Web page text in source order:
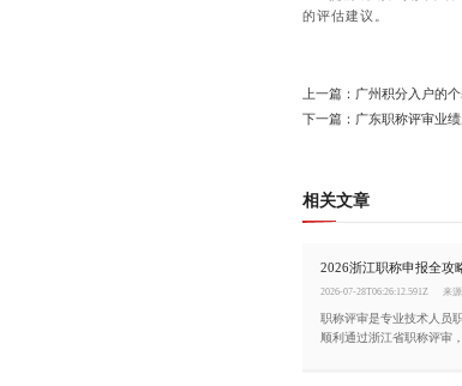
的评估建议。
上一篇：广州积分入户的
下一篇：广东职称评审业
相关文章
2026-07-28T06:26:12.591Z 来
职称评审是专业技术人员
顺利通过浙江省职称评审